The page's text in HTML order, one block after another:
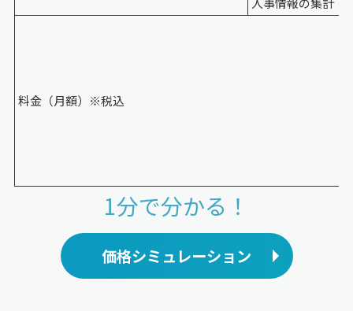
料金（月額）※税込
1分で分かる！
価格シミュレーション